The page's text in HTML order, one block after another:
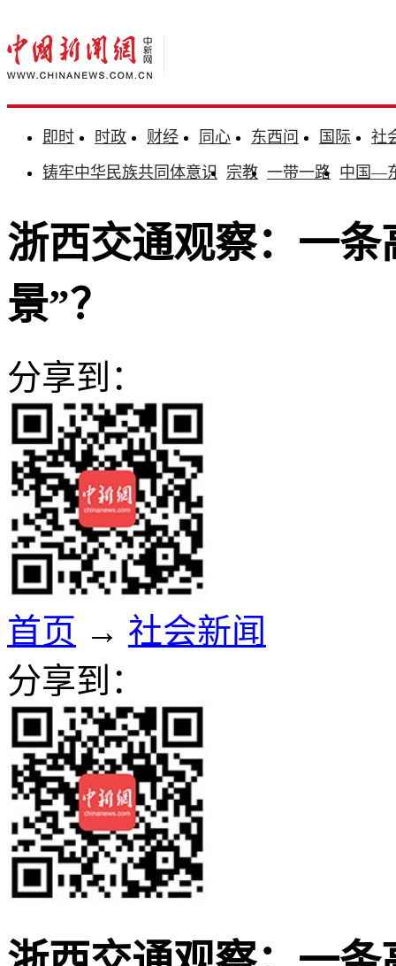
即时 时政 财经 同心 东西问 国际
社
铸牢中华民族共同体意识 宗教 一带一路 中国—
浙西交通观察：一
景”？
分享到：
首页 → 社会新闻
分享到：